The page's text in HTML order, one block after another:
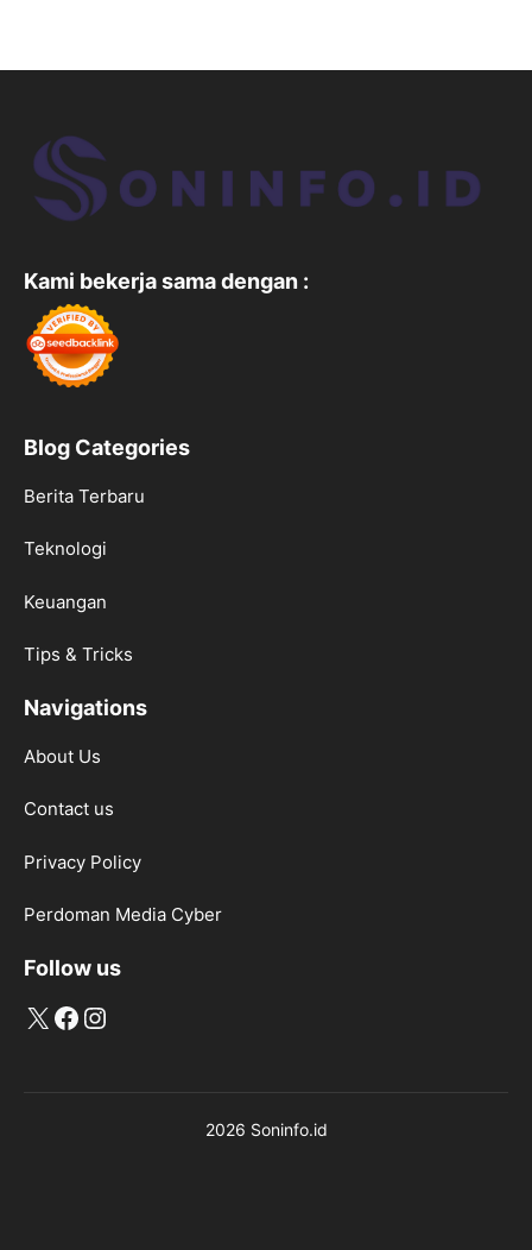
Kami bekerja sama dengan :
Blog Categories
Berita Terbaru
Teknologi
Keuangan
Tips & Tricks
Navigations
About Us
Contact us
Privacy Policy
Perdoman Media Cyber
Follow us
X Facebook
Instagram
2026 Soninfo.id